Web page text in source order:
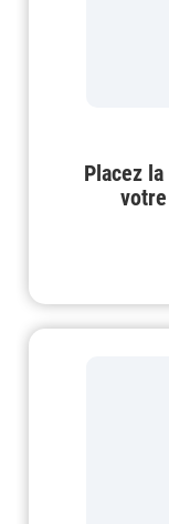
Placez